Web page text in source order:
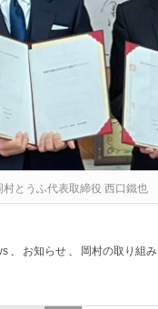
とうふ代表取締役 西口鐵
お知らせ 岡村の取り組み